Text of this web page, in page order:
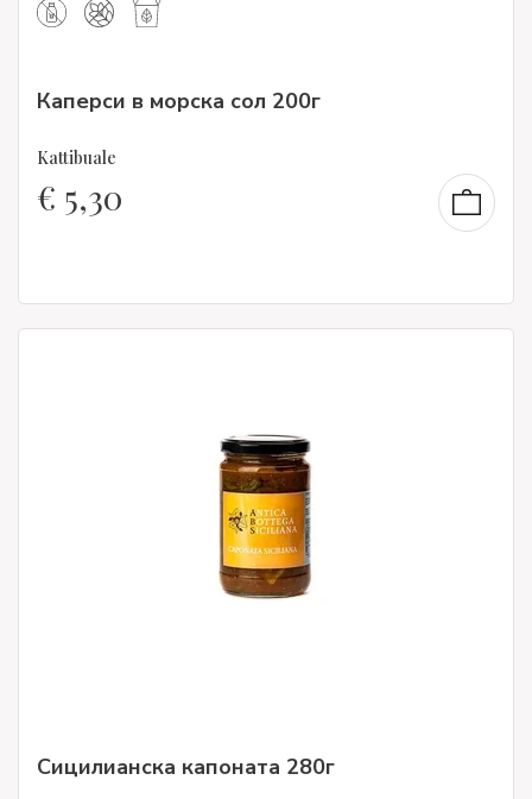
Каперси в морска сол 200г
Kattibuale
€ 5,30
Сицилианска капоната 280г